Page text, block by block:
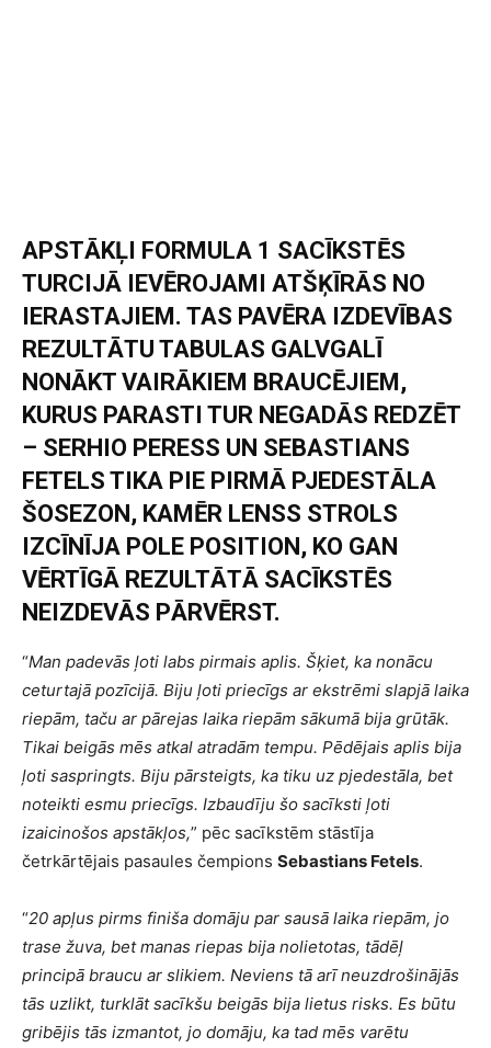
APSTĀKĻI FORMULA 1 SACĪKSTĒS
TURCIJĀ IEVĒROJAMI ATŠĶĪRĀS NO
IERASTAJIEM. TAS PAVĒRA IZDEVĪBAS
REZULTĀTU TABULAS GALVGALĪ
NONĀKT VAIRĀKIEM BRAUCĒJIEM,
KURUS PARASTI TUR NEGADĀS REDZĒT
– SERHIO PERESS UN SEBASTIANS
FETELS TIKA PIE PIRMĀ PJEDESTĀLA
ŠOSEZON, KAMĒR LENSS STROLS
IZCĪNĪJA POLE POSITION, KO GAN
VĒRTĪGĀ REZULTĀTĀ SACĪKSTĒS
NEIZDEVĀS PĀRVĒRST.
“Man padevās ļoti labs pirmais aplis. Šķiet, ka nonācu
ceturtajā pozīcijā. Biju ļoti priecīgs ar ekstrēmi slapjā laika
riepām, taču ar pārejas laika riepām sākumā bija grūtāk.
Tikai beigās mēs atkal atradām tempu. Pēdējais aplis bija
ļoti saspringts. Biju pārsteigts, ka tiku uz pjedestāla, bet
noteikti esmu priecīgs. Izbaudīju šo sacīksti ļoti
izaicinošos apstākļos,” pēc sacīkstēm stāstīja
četrkārtējais pasaules čempions Sebastians Fetels.
“20 apļus pirms finiša domāju par sausā laika riepām, jo
trase žuva, bet manas riepas bija nolietotas, tādēļ
principā braucu ar slikiem. Neviens tā arī neuzdrošinājās
tās uzlikt, turklāt sacīkšu beigās bija lietus risks. Es būtu
gribējis tās izmantot, jo domāju, ka tad mēs varētu